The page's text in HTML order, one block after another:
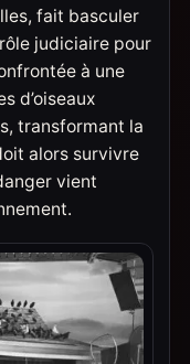
fait basculer
judiciaire pour
à une
d’oiseaux
transformant la
alors survivre
vient